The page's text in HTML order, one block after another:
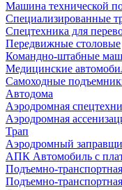
Машина технической
Специализированные
Спецтехника для
Передвижные столовые
Командно-штабные
Медицинские
Самоходные
Автодома
Аэродромная
Аэродромная
Трап
Аэродромный
АПК Автомобиль с
Подъемно-
Подъемно-